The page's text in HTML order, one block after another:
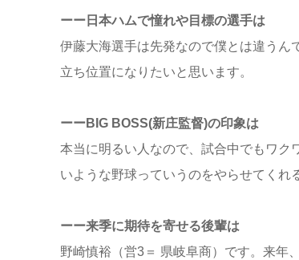
ーー日本ハムで憧れや目標の選手は
伊藤大海選手は先発なので僕とは違うん
立ち位置になりたいと思います。
ーーBIG BOSS(新庄監督)の印象は
本当に明るい人なので、試合中でもワク
いような野球っていうのをやらせてくれ
ーー来季に期待を寄せる後輩は
野崎慎裕（営3＝ 県岐阜商）です。来年